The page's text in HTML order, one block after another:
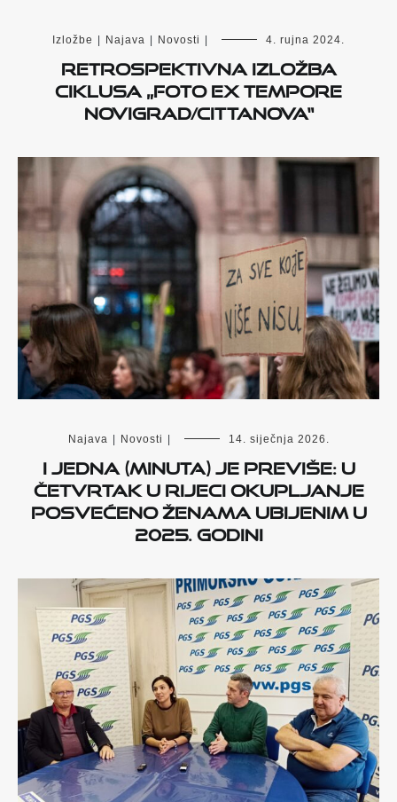
Izložbe Najava Novosti 4. rujna 2024.
Retrospektivna izložba
ciklusa „Foto ex tempore
Novigrad/Cittanova“
Najava Novosti 14. siječnja 2026.
I jedna (minuta) je previše: U
četvrtak u Rijeci okupljanje
posvećeno ženama ubijenim u
2025. godini